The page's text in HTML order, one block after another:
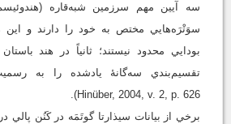
سه آيين مهم سرزمين شبه‌قاره
سوَتْرَه‌هايي مختص به خود را دارند و
بودايي محدود نيستند؛ ثانياً در هند
Hinüber, 2004, v. 2, p. 626).
برخي از بيانات سيذارتا گوتَمَه در کَنُن پالي